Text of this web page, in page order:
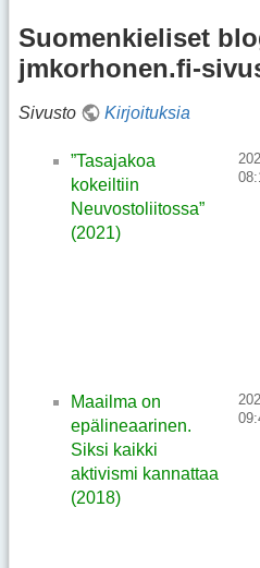
Suomenkieliset
jmkorhonen.fi-
Sivusto Kirjoituksia
”Tasajakoa
kokeiltiin
Neuvostoliitossa”
(2021)
Maailma on
epälineaarinen.
Siksi kaikki
aktivismi kannattaa
(2018)